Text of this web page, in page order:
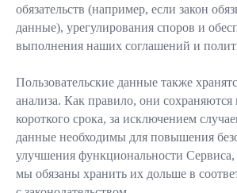
обязательств (например, если закон
данные), урегулирования споров и
выполнения наших соглашений и
Пользовательские данные также
анализа. Как правило, они сохраняются
короткого срока, за исключением
данные необходимы для повышения
улучшения функциональности Сервиса,
мы обязаны хранить их дольше в